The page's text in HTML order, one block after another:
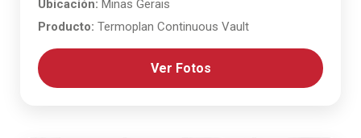
Ubicación: Minas Gerais
Producto: Termoplan Continuous Vault
Ver Fotos